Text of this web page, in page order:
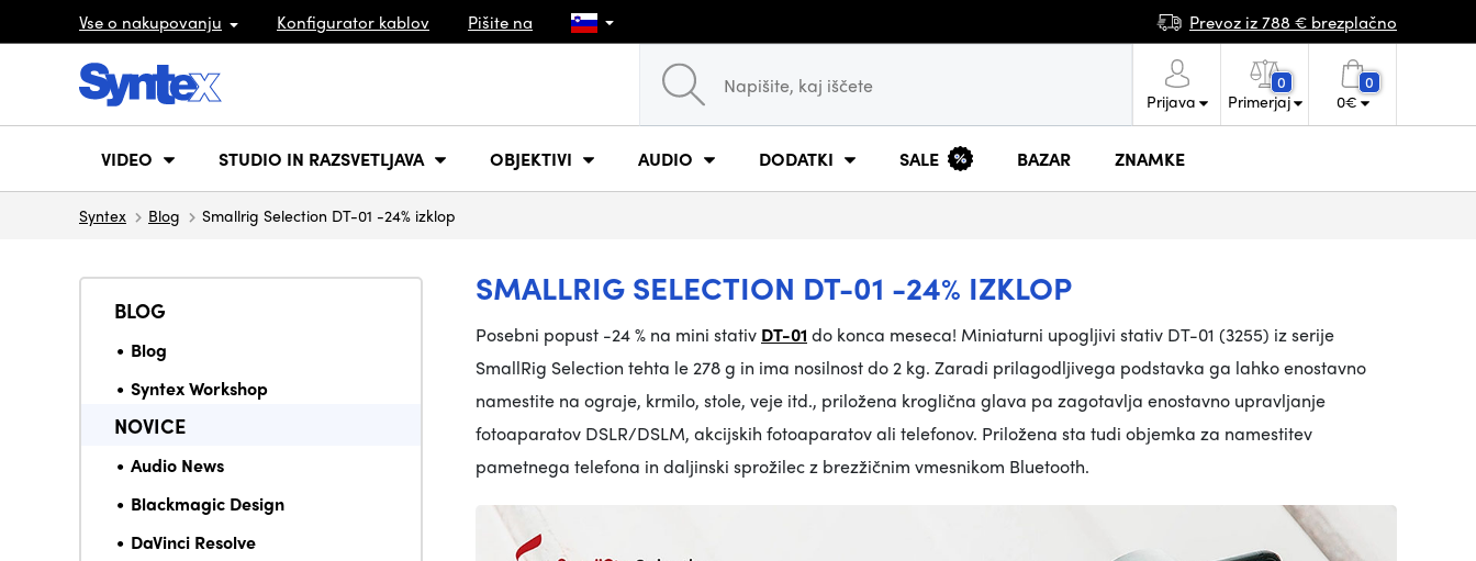
Vse o nakupovanju Konfigurator kablov Pišite na Prevoz iz 788 € brezplačno
Prijava
0
Primerjaj
0
0€
VIDEO STUDIO IN RAZSVETLJAVA OBJEKTIVI AUDIO DODATKI SALE BAZAR ZNAMKE
Syntex Blog Smallrig Selection DT-01 -24% izklop
SMALLRIG SELECTION DT-01 -24% IZKLOP
BLOG
Blog
Syntex Workshop
NOVICE
Audio News
Blackmagic Design
DaVinci Resolve
Posebni popust -24 % na mini stativ DT-01 do konca meseca! Miniaturni upogljivi stativ DT-01 (3255) iz serije
SmallRig Selection tehta le 278 g in ima nosilnost do 2 kg. Zaradi prilagodljivega podstavka ga lahko enostavno
namestite na ograje, krmilo, stole, veje itd., priložena kroglična glava pa zagotavlja enostavno upravljanje
fotoaparatov DSLR/DSLM, akcijskih fotoaparatov ali telefonov. Priložena sta tudi objemka za namestitev
pametnega telefona in daljinski sprožilec z brezžičnim vmesnikom Bluetooth.